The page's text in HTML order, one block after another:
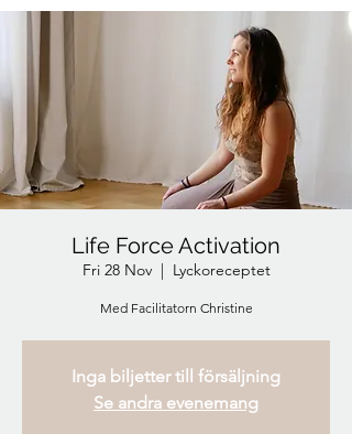
Life Force Activation
Fri 28 Nov
  |
Lyckoreceptet
Med Facilitatorn Christine
Inga biljetter till försäljning
Se andra evenemang